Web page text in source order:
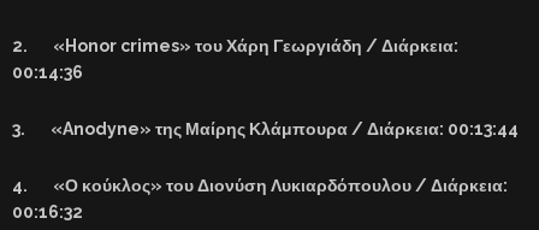
2. «Honor crimes» του Χάρη Γεωργιάδη / Διάρκεια:
00:14:36
3. «Anodyne» της Μαίρης Κλάμπουρα / Διάρκεια: 00:13:44
4. «Ο κούκλος» του Διονύση Λυκιαρδόπουλου / Διάρκεια:
00:16:32